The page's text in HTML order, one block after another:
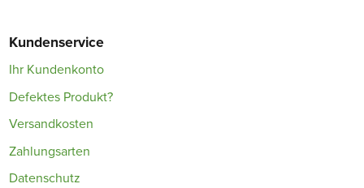
Kundenservice
Ihr Kundenkonto
Defektes Produkt?
Versandkosten
Zahlungsarten
Datenschutz